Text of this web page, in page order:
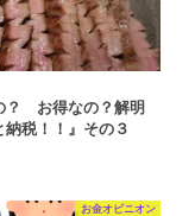
？ お得なの？解明
納税！！』その３
お金オピニオン